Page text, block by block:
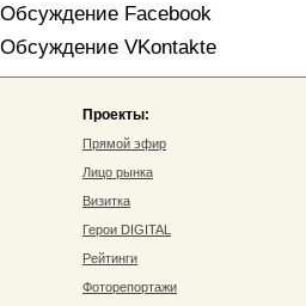
Обсуждение Facebook
Обсуждение VKontakte
Проекты:
Прямой эфир
Лицо рынка
Визитка
Герои DIGITAL
Рейтинги
Фоторепортажи